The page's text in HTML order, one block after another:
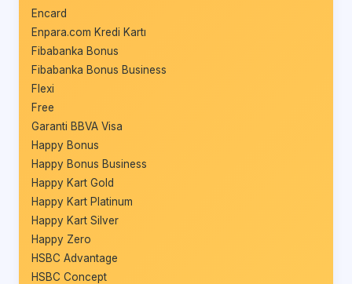
Encard
Enpara.com Kredi Kartı
Fibabanka Bonus
Fibabanka Bonus Business
Flexi
Free
Garanti BBVA Visa
Happy Bonus
Happy Bonus Business
Happy Kart Gold
Happy Kart Platinum
Happy Kart Silver
Happy Zero
HSBC Advantage
HSBC Concept